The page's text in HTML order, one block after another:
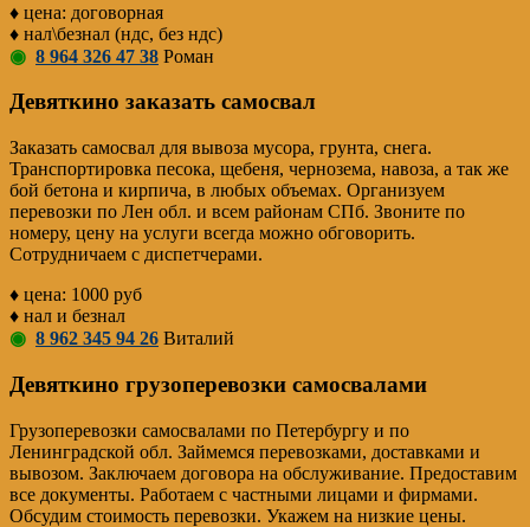
♦ цена: договорная
♦ нал\безнал (ндс, без ндс)
◉ 8 964 326 47 38 Роман
Девяткино заказать самосвал
Заказать самосвал для вывоза мусора, грунта, снега.
Транспортировка песока, щебеня, чернозема, навоза, а так же
бой бетона и кирпича, в любых объемах. Организуем
перевозки по Лен обл. и всем районам СПб. Звоните по
номеру, цену на услуги всегда можно обговорить.
Сотрудничаем с диспетчерами.
♦ цена: 1000 руб
♦ нал и безнал
◉ 8 962 345 94 26 Виталий
Девяткино грузоперевозки самосвалами
Грузоперевозки самосвалами по Петербургу и по
Ленинградской обл. Займемся перевозками, доставками и
вывозом. Заключаем договора на обслуживание. Предоставим
все документы. Работаем с частными лицами и фирмами.
Обсудим стоимость перевозки. Укажем на низкие цены.